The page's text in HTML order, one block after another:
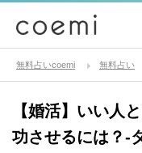
無料占いcoemi 無料占い
【婚活】いい人
功させるには？-